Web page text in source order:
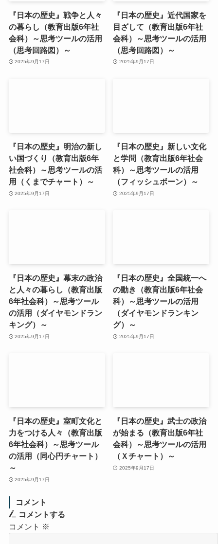
『日本の歴史』戦争と人々
の暮らし（教育出版6年社
会科）～思考ツールの活用
（思考回路図）～
2025年9月17日
『日本の歴史』近代国家を
目ざして（教育出版6年社
会科）～思考ツールの活用
（思考回路図）～
2025年9月17日
『日本の歴史』明治の新し
い国づくり（教育出版6年
社会科）～思考ツールの活
用（くまでチャート）～
2025年9月17日
『日本の歴史』新しい文化
と学問（教育出版6年社会
科）～思考ツールの活用
（フィッシュボーン）～
2025年9月17日
『日本の歴史』幕末の政治
と人々の暮らし（教育出版
6年社会科）～思考ツール
の活用（ダイヤモンドラン
キング）～
2025年9月17日
『日本の歴史』全国統一へ
の動き（教育出版6年社会
科）～思考ツールの活用
（ダイヤモンドランキン
グ）～
2025年9月17日
『日本の歴史』室町文化と
力をつける人々（教育出版
6年社会科）～思考ツール
の活用（同心円チャート）
～
2025年9月17日
『日本の歴史』武士の政治
が始まる（教育出版6年社
会科）～思考ツールの活用
（Ｘチャート）～
2025年9月17日
コメント
コメントする
コメント ※